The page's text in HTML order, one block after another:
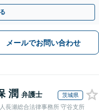
メールでお問い合わせ
潤 弁護士 茨城県
長瀬総合法律事務所 守谷支所